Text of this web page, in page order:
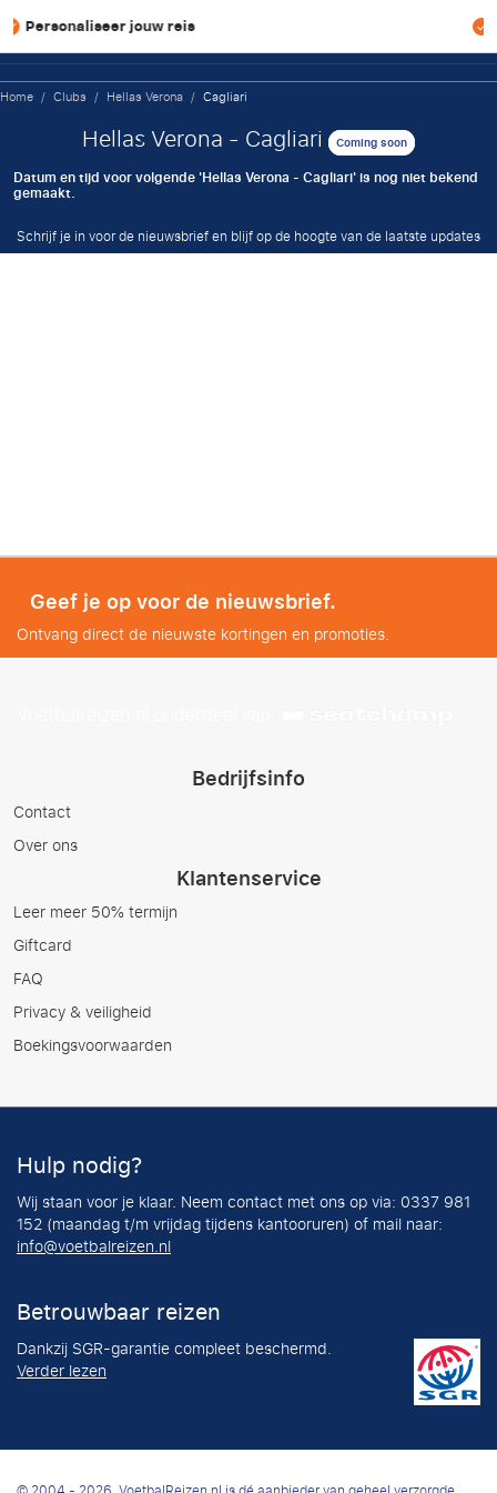
jouw reis
Home / Clubs / Hellas Verona / Cagliari
Hellas Verona - Cagliari Coming soon
Datum en tijd voor volgende 'Hellas Verona - Cagliari' is nog niet bekend
gemaakt.
Schrijf je in voor de nieuwsbrief en blijf op de hoogte van de laatste updates
Geef je op voor de nieuwsbrief.
Ontvang direct de nieuwste kortingen en promoties.
Bedrijfsinfo
Contact
Over ons
Klantenservice
Leer meer 50% termijn
Giftcard
FAQ
Privacy & veiligheid
Boekingsvoorwaarden
Hulp nodig?
Wij staan voor je klaar. Neem contact met ons op via: 0337 981
152 (maandag t/m vrijdag tijdens kantooruren) of mail naar:
info@voetbalreizen.nl
Betrouwbaar reizen
Dankzij SGR-garantie compleet beschermd.
Verder lezen